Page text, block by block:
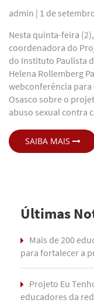
admin | 1 de
Nesta quinta-feira
coordenadora do
do Instituto Paulista
Helena Rollemberg
webconferência
Osasco sobre o
abuso sexual contra
SAIBA MAIS
Últimas
Mais de 200
para fortalecer a
Projeto Eu
educadores da